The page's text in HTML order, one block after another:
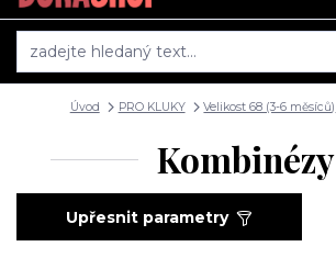
Úvod PRO KLUKY Velikost 68 (3-6 měsíců)
Kombinézy
Upřesnit parametry